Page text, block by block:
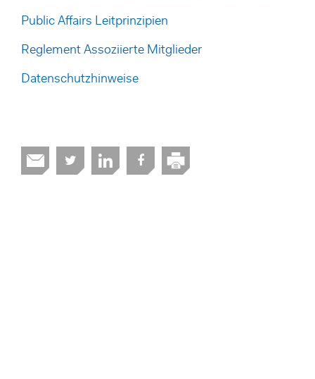
Public Affairs Leitprinzipien
Reglement Assoziierte Mitglieder
Datenschutzhinweise